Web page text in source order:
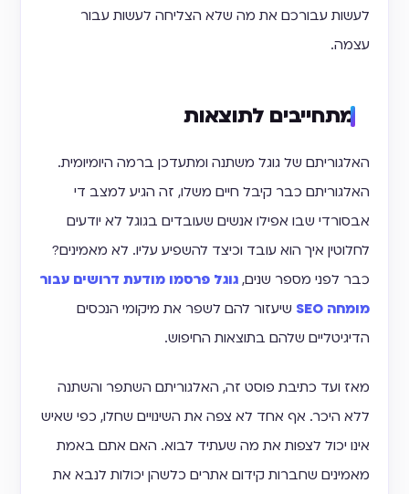
לעשות עבורכם את מה שלא הצליחה לעשות עבור
עצמה.
מתחייבים לתוצאות
האלגוריתם של גוגל משתנה ומתעדכן ברמה היומיומית.
האלגוריתם כבר קיבל חיים משלו, זה הגיע למצב די
אבסורדי שבו אפילו אנשים שעובדים בגוגל לא יודעים
לחלוטין איך הוא עובד וכיצד להשפיע עליו. לא מאמינים?
כבר לפני מספר שנים, גוגל פרסמו מודעת דרושים עבור
מומחה SEO
שיעזור להם לשפר את מיקומי הנכסים
הדיגיטליים שלהם בתוצאות החיפוש.
מאז ועד כתיבת פוסט זה, האלגוריתם השתפר והשתנה
ללא היכר. אף אחד לא צפה את השינויים שחלו, כפי שאיש
אינו יכול לצפות את מה שעתיד לבוא. האם אתם באמת
מאמינים שחברות קידום אתרים כלשהן יכולות לנבא את